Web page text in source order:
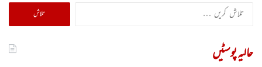
تلاش
کریں
حالیہ پوسٹیں